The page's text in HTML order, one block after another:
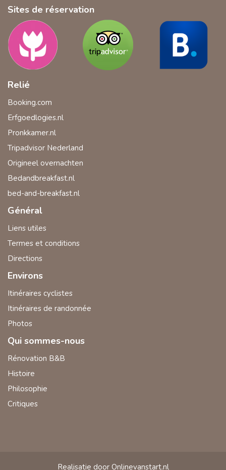
Sites de réservation
Relié
Booking.com
Erfgoedlogies.nl
Pronkkamer.nl
Tripadvisor Nederland
Origineel overnachten
Bedandbreakfast.nl
bed-and-breakfast.nl
Général
Liens utiles
Termes et conditions
Directions
Environs
Itinéraires cyclistes
Itinéraires de randonnée
Photos
Qui sommes-nous
Rénovation B&B
Histoire
Philosophie
Critiques
Realisatie door Onlinevanstart.nl